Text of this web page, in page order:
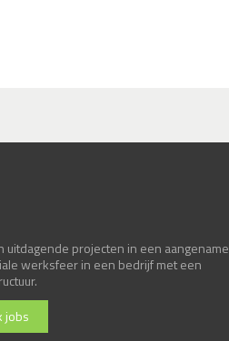
uitdagende projecten in een aangename
werksfeer in een bedrijf met een
jobs